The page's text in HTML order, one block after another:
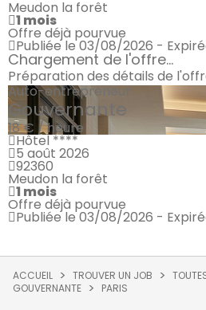
Meudon la forêt
1 mois
Offre déjà pourvue
Publiée le 03/08/2026 -
Chargement de l'offre...
Préparation des détails de
Auto-entrepreneur
Gouvernante
18 € / heure
Hôtel ****
5 août 2026
92360
Meudon la forêt
1 mois
Offre déjà pourvue
Publiée le 03/08/2026 -
ACCUEIL TROUVER UN JOB
GOUVERNANTE
PARIS